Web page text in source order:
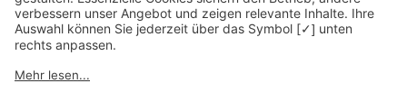
Datenschutz
Newsletter